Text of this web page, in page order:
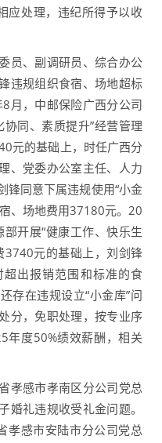
应处理，违纪所得予以收
、副调研员、综合办公
违规组织食宿、场地超标
月，中邮保险广西分公司
同、素质提升”经营管理
元的基础上，时任广西分
、党委办公室主任、人力
锋同意下属违规使用“小金
、场地费用37180元。20
开展“健康工作、快乐生
3740元的基础上，刘剑锋
超出报销范围和标准的食
存在违规设立“小金库”问
分，免职处理，按专业序
年度50%绩效薪酬，相关
感市孝南区分公司党总
婚礼违规收受礼金问题。
孝感市安陆市分公司党总